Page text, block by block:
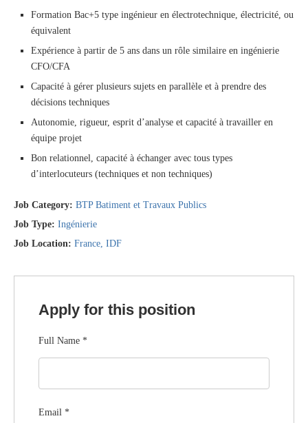
Formation Bac+5 type ingénieur en électrotechnique, électricité, ou
équivalent
Expérience à partir de 5 ans dans un rôle similaire en ingénierie
CFO/CFA
Capacité à gérer plusieurs sujets en parallèle et à prendre des
décisions techniques
Autonomie, rigueur, esprit d’analyse et capacité à travailler en
équipe projet
Bon relationnel, capacité à échanger avec tous types
d’interlocuteurs (techniques et non techniques)
Job Category: BTP Batiment et Travaux Publics
Job Type: Ingénierie
Job Location: France IDF
Apply for this position
Full Name *
Email *